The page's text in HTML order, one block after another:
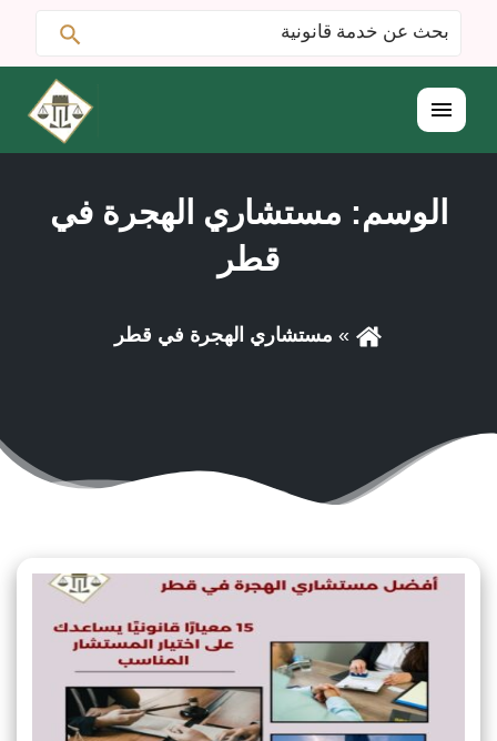
البحث
عن:
القائمة
الوسم: مستشاري الهجرة في
قطر
مستشاري الهجرة في قطر